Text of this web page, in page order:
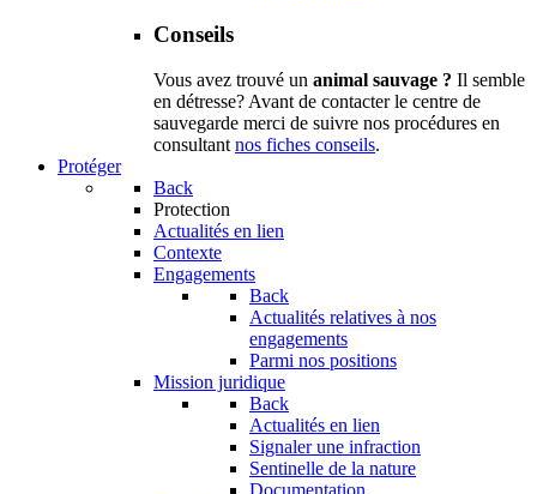
Conseils
Vous avez trouvé un animal sauvage ? Il semble
en détresse? Avant de contacter le centre de
sauvegarde merci de suivre nos procédures en
consultantnos fiches conseils.
Protéger
Back
Protection
Actualités en lien
Contexte
Engagements
Back
Actualités relatives à nos
engagements
Parmi nos positions
Mission juridique
Back
Actualités en lien
Signaler une infraction
Sentinelle de la nature